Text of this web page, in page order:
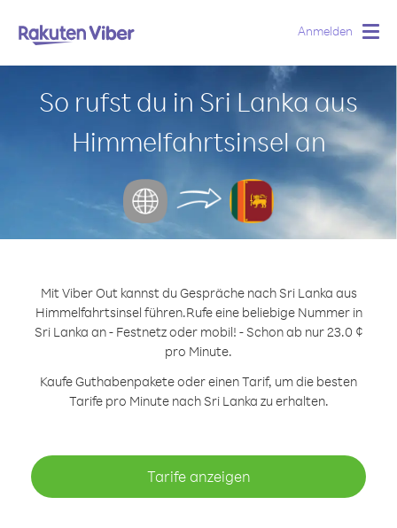
Anmelden
So rufst du in Sri Lanka aus
Himmelfahrtsinsel an
Mit Viber Out kannst du Gespräche nach Sri Lanka aus
Himmelfahrtsinsel führen.Rufe eine beliebige Nummer in
Sri Lanka an - Festnetz oder mobil! - Schon ab nur 23.0 ¢
pro Minute.
Kaufe Guthabenpakete oder einen Tarif, um die besten
Tarife pro Minute nach Sri Lanka zu erhalten.
Tarife anzeigen